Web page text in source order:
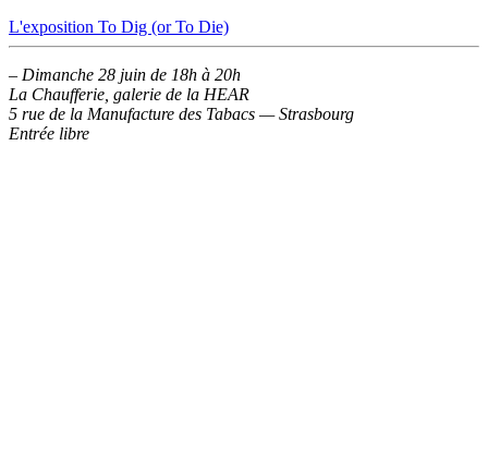
L'exposition To Dig (or To Die)
– Dimanche 28 juin de 18h à 20h
La Chaufferie, galerie de la HEAR
5 rue de la Manufacture des Tabacs — Strasbourg
Entrée libre